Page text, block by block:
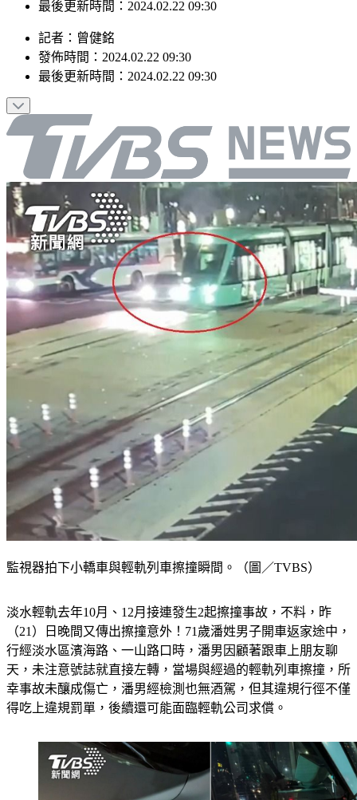
最後更新時間：2024.02.22 09:30
記者 ： 曾健銘
發佈時間： 2024.02.22 09:30
最後更新時間： 2024.02.22 09:30
監視器拍下小轎車與輕軌列車擦撞瞬間。（圖／TVBS）
淡水輕軌去年10月、12月接連發生2起擦撞事故，不料，昨
（21）日晚間又傳出擦撞意外！71歲潘姓男子開車返家途中，
行經淡水區濱海路、一山路口時，潘男因顧著跟車上朋友聊
天，未注意號誌就直接左轉，當場與經過的輕軌列車擦撞，所
幸事故未釀成傷亡，潘男經檢測也無酒駕，但其違規行徑不僅
得吃上違規罰單，後續還可能面臨輕軌公司求償。